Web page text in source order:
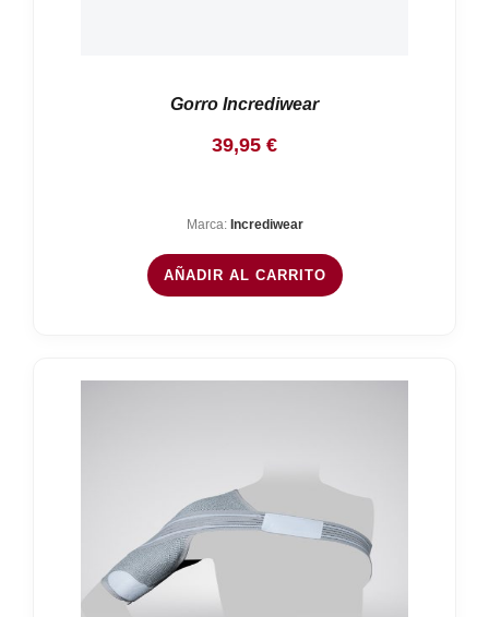
Gorro Incrediwear
39,95 €
Marca: Incrediwear
AÑADIR AL CARRITO